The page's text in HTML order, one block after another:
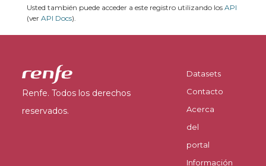
Usted también puede acceder a este registro utilizando los API
(ver API Docs).
Renfe. Todos los derechos
reservados.
Datasets
Contacto
Acerca
del
portal
Información